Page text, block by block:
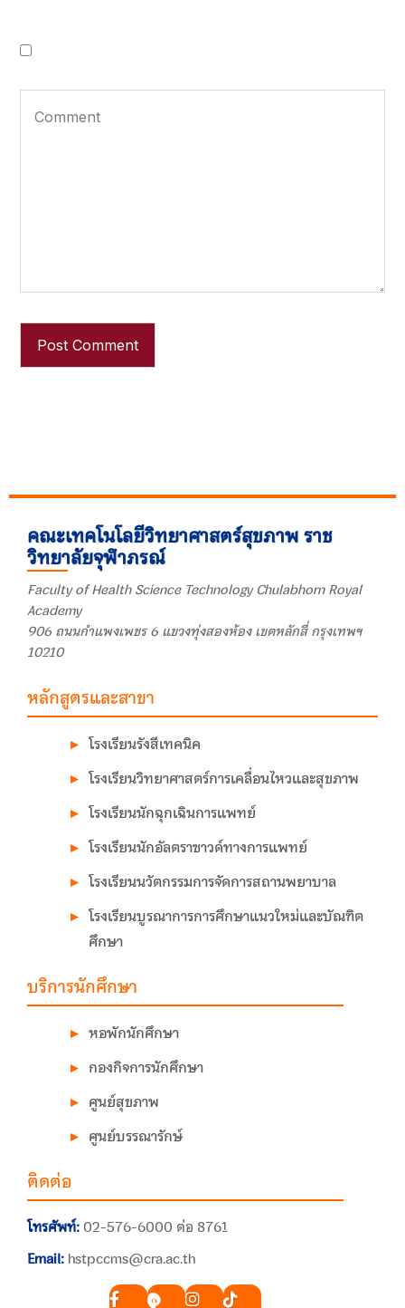
คณะเทคโนโลยีวิทยาศาสตร์สุขภาพ ราช
วิทยาลัยจุฬาภรณ์
Faculty of Health Science Technology Chulabhorn Royal
Academy
906 ถนนกำแพงเพชร 6 แขวงทุ่งสองห้อง เขตหลักสี่ กรุงเทพฯ
10210
หลักสูตรและสาขา
โรงเรียนรังสีเทคนิค
โรงเรียนวิทยาศาสตร์การเคลื่อนไหวและสุขภาพ
โรงเรียนนักฉุกเฉินการแพทย์
โรงเรียนนักอัลตราซาวด์ทางการแพทย์
โรงเรียนนวัตกรรมการจัดการสถานพยาบาล
โรงเรียนบูรณาการการศึกษาแนวใหม่และบัณฑิต
ศึกษา
บริการนักศึกษา
หอพักนักศึกษา
กองกิจการนักศึกษา
ศูนย์สุขภาพ
ศูนย์บรรณารักษ์
ติดต่อ
โทรศัพท์:02-576-6000 ต่อ 8761
Email: hstpccms@cra.ac.th